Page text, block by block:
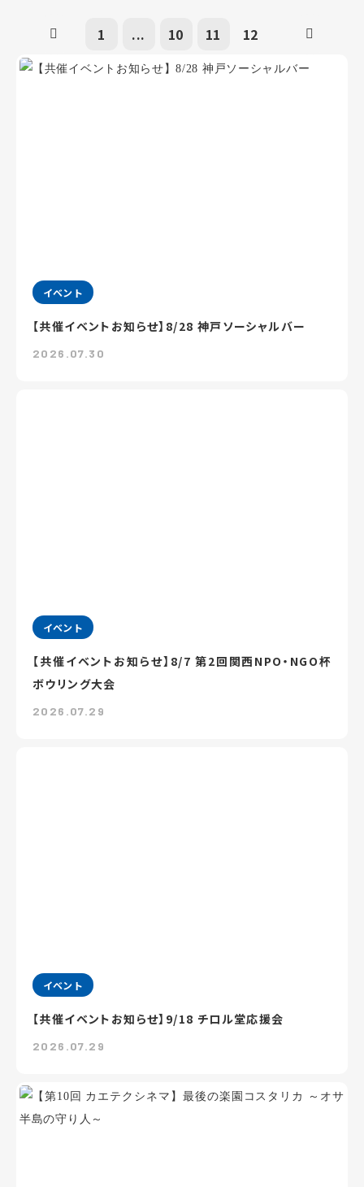
1 ... 10 11 12
イベント
【共催イベントお知らせ】8/28 神戸ソーシャルバー
2026.07.30
イベント
【共催イベントお知らせ】8/7 第2回関西NPO・NGO杯
ボウリング大会
2026.07.29
イベント
【共催イベントお知らせ】9/18 チロル堂応援会
2026.07.29